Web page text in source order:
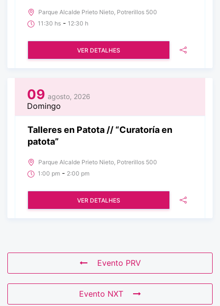
Parque Alcalde Prieto Nieto, Potrerillos 500
11:30 hs - 12:30 h
VER DETALHES
09 agosto, 2026
Domingo
Talleres en Patota // “Curatoría en
patota”
Parque Alcalde Prieto Nieto, Potrerillos 500
1:00 pm - 2:00 pm
VER DETALHES
Evento PRV
Evento NXT